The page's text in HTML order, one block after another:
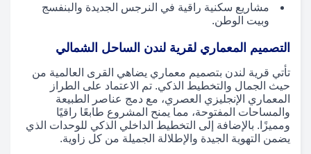
مشاريع سكنية راقية في النرجس الجديدة والبنفسج
وبيت الوطن.
التصميم المعماري لقرية لندن الساحل الشمالي
تأتي قرية لندن بتصميم معماري يضاهي القرى العالمية من
حيث الجمال والتخطيط الذكي. تم الاعتماد على الطراز
المعماري الإنجليزي العصري، مع دمج عناصر الطبيعة
والمساحات المفتوحة، مما يمنح المشروع طابعًا راقيًا
ومميزًا. بالإضافة إلى التخطيط الداخلي الذكي للوحدات الذي
يضمن التهوية الجيدة والإطلالة الجميلة من كل زاوية.